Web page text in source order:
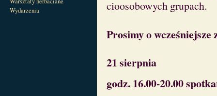
Wydarzenia
cioosobowych grupach.
Prosimy o wcześniejsze
21 sierpnia
godz. 16.00-20.00